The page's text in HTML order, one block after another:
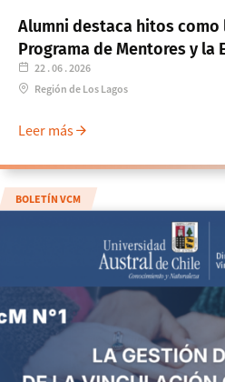
22 . 06 . 2026
Región de Los Lagos
Alumni destaca hitos como
Programa de Mentores y la
Leer más
BOLETÍN VCM